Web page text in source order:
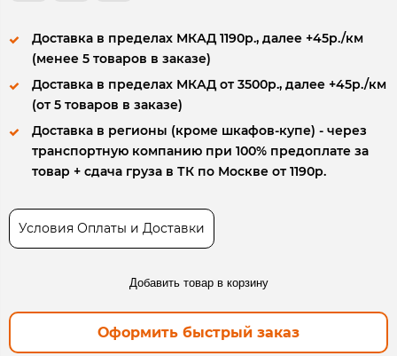
Доставка в пределах МКАД 1190р., далее +45р./км
(менее 5 товаров в заказе)
Доставка в пределах МКАД от 3500р., далее +45р./км
(от 5 товаров в заказе)
Доставка в регионы (кроме шкафов-купе) - через
транспортную компанию при 100% предоплате за
товар + сдача груза в ТК по Москве от 1190р.
Условия Оплаты и Доставки
Добавить товар в корзину
Оформить быстрый заказ